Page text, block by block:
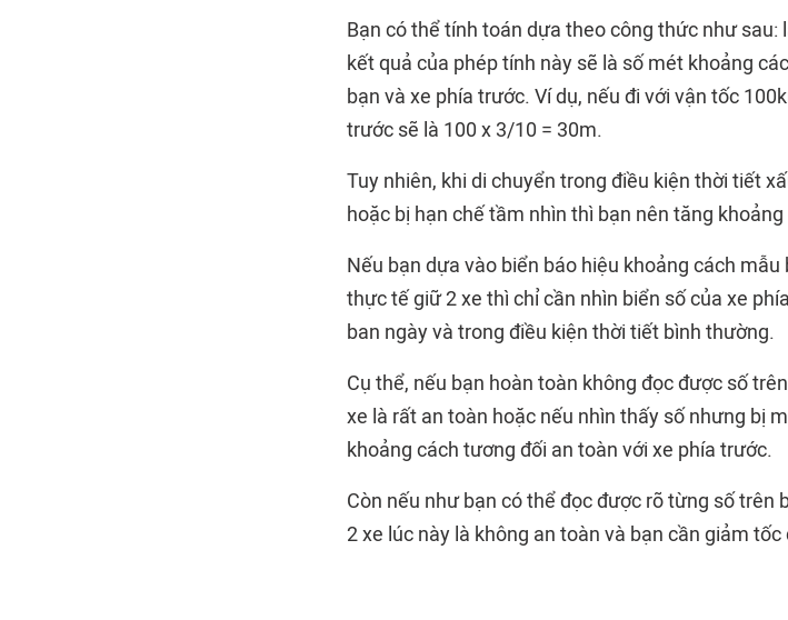
Bạn có thể tính toán dựa theo công thức như sau:
kết quả của phép tính này sẽ là số mét khoảng
bạn và xe phía trước. Ví dụ, nếu đi với vận tốc
trước sẽ là 100 x 3/10 = 30m.
Tuy nhiên, khi di chuyển trong điều kiện thời tiết
hoặc bị hạn chế tầm nhìn thì bạn nên tăng
Nếu bạn dựa vào biển báo hiệu khoảng cách
thực tế giữ 2 xe thì chỉ cần nhìn biển số của xe
ban ngày và trong điều kiện thời tiết bình thường.
Cụ thể, nếu bạn hoàn toàn không đọc được số
xe là rất an toàn hoặc nếu nhìn thấy số nhưng bị
khoảng cách tương đối an toàn với xe phía trước.
Còn nếu như bạn có thể đọc được rõ từng số
2 xe lúc này là không an toàn và bạn cần giảm